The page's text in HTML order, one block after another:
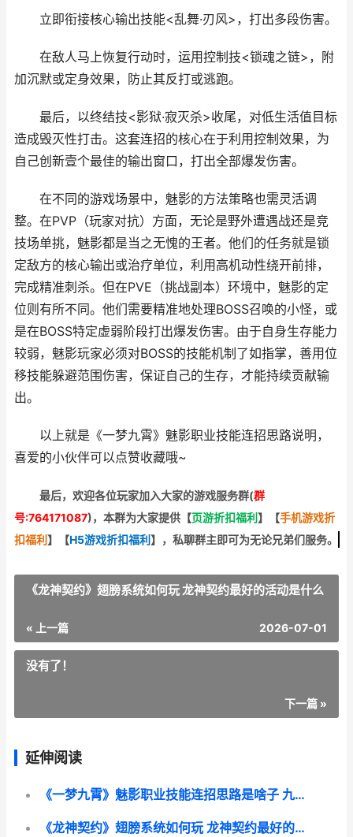
立即衔接核心输出技能<乱舞·刃风>，打出多段伤害。
在敌人马上恢复行动时，运用控制技<锁魂之链>，附
加沉默或定身效果，防止其反打或逃跑。
最后，以终结技<影狱·寂灭杀>收尾，对低生活值目标
造成毁灭性打击。这套连招的核心在于利用控制效果，为
自己创新壹个最佳的输出窗口，打出全部爆发伤害。
在不同的游戏场景中，魅影的方法策略也需灵活调
整。在PVP（玩家对抗）方面，无论是野外遭遇战还是竞
技场单挑，魅影都是当之无愧的王者。他们的任务就是锁
定敌方的核心输出或治疗单位，利用高机动性绕开前排，
完成精准刺杀。但在PVE（挑战副本）环境中，魅影的定
位则有所不同。他们需要精准地处理BOSS召唤的小怪，或
是在BOSS特定虚弱阶段打出爆发伤害。由于自身生存能力
较弱，魅影玩家必须对BOSS的技能机制了如指掌，善用位
移技能躲避范围伤害，保证自己的生存，才能持续贡献输
出。
以上就是《一梦九霄》魅影职业技能连招思路说明，
喜爱的小伙伴可以点赞收藏哦~
最后，欢迎各位玩家加入大家的游戏服务群(群
号:764171087)，本群为大家提供【页游折扣福利 】 【手机游戏折
扣福利 】 【H5游戏折扣福利 】 ，私聊群主即可为无论兄弟们服务。
《龙神契约》翅膀系统如何玩 龙神契约最好的活动是什么
« 上一篇 2026-07-01
没有了！
下一篇 »
延伸阅读
《一梦九霄》魅影职业技能连招思路是啥子 九游一梦
《龙神契约》翅膀系统如何玩 龙神契约最好的活动是什么